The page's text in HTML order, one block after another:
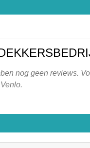
nog geen reviews.